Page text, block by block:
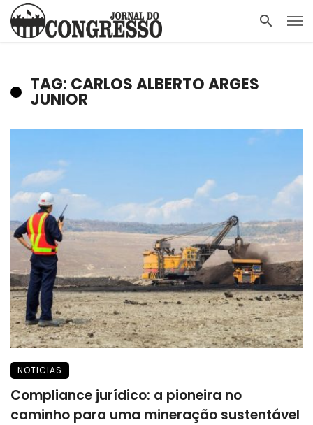
TAG: CARLOS ALBERTO ARGES
JUNIOR
NOTICIAS
Compliance jurídico: a pioneira no
caminho para uma mineração sustentável